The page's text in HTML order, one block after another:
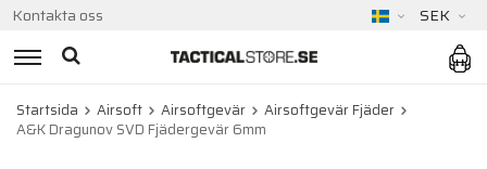
Kontakta oss SEK
Startsida Airsoft Airsoftgevär
Airsoftgevär Fjäder
A&K Dragunov SVD Fjädergevär 6mm